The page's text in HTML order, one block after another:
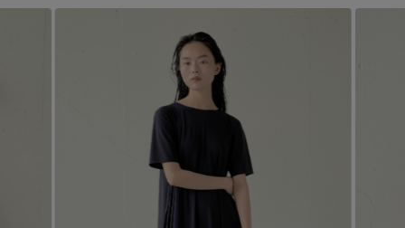
チャーム・ストラップ
その他(傘・ハンカチ・時計など)
EDITOR'S CLOSET